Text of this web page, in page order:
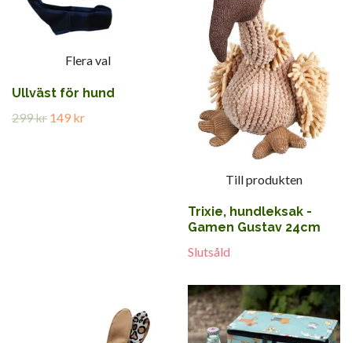
Flera val
Ullväst för hund
299 kr 149 kr
Till produkten
Trixie, hundleksak -
Gamen Gustav 24cm
Slutsåld